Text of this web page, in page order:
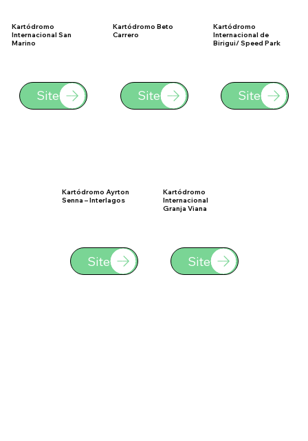
Kartódromo
Internacional San
Marino
Site
Kartódromo Beto
Carrero
Site
Kartódromo
Internacional de
Birigui/ Speed Park
Site
Kartódromo Ayrton
Senna – Interlagos
Site
Kartódromo
Internacional
Granja Viana
Site